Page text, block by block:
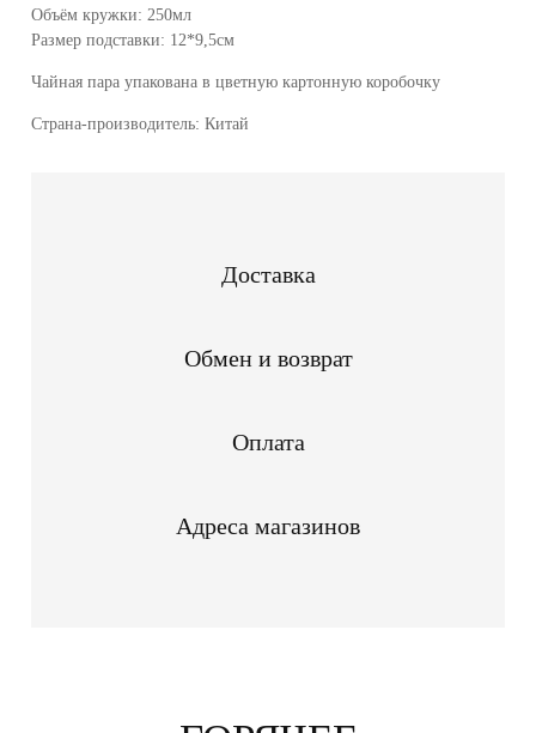
Объём кружки: 250мл
Размер подставки: 12*9,5см
Чайная пара упакована в цветную картонную коробочку
Страна-производитель: Китай
Доставка
Обмен и возврат
Оплата
Адреса магазинов